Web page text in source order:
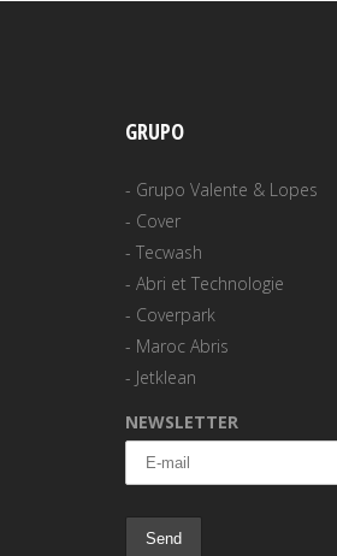
GRUPO
- Grupo Valente & Lopes
- Cover
-Tecwash
-Abri et Technologie
- Coverpark
- Maroc Abris
- Jetklean
NEWSLETTER